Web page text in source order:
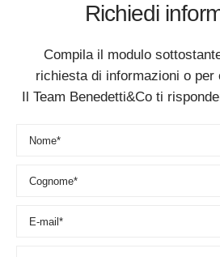
Richiedi
Compila il modulo
richiesta di informazioni o per
Il Team Benedetti&Co ti